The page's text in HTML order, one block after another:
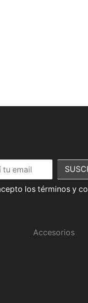
los términos y
Accesorios